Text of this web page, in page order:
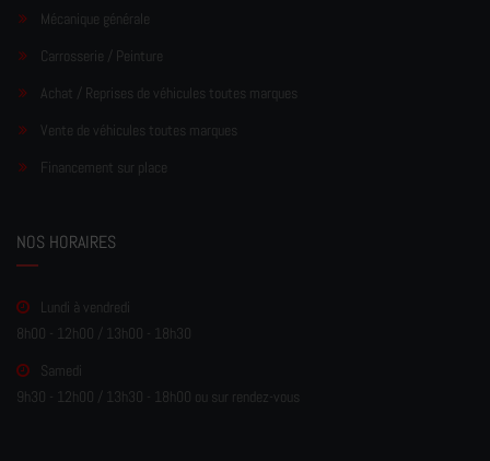
Mécanique générale
Carrosserie / Peinture
Achat / Reprises de véhicules toutes marques
Vente de véhicules toutes marques
Financement sur place
NOS HORAIRES
Lundi à vendredi
8h00 - 12h00 / 13h00 - 18h30
Samedi
9h30 - 12h00 / 13h30 - 18h00 ou sur rendez-vous